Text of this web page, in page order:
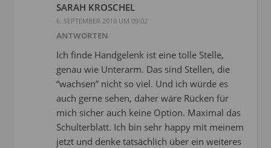
SARAH KROSCHEL
6. SEPTEMBER 2019 UM 09:02
ANTWORTEN
Ich finde Handgelenk ist eine tolle Stelle,
genau wie Unterarm. Das sind Stellen, die
“wachsen” nicht so viel. Und ich würde es
auch gerne sehen, daher wäre Rücken für
mich sicher auch keine Option. Maximal das
Schulterblatt. Ich bin sehr happy mit meinem
jetzt und denke tatsächlich über ein weiteres